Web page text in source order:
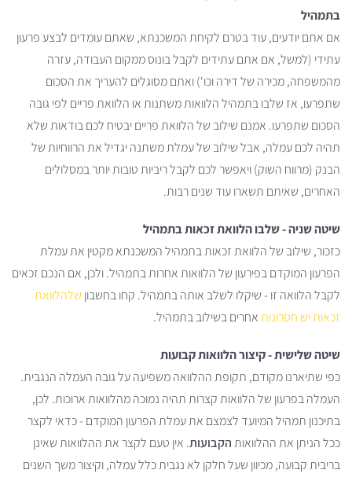
בתמהיל
אם אתם יודעים, עוד בטרם לקיחת המשכנתא, שאתם עומדים לבצע פרעון
עתידי (למשל, אם אתם עתידים לקבל בונוס ממקום העבודה, עזרה
מהמשפחה, מכירה של דירה וכו') ואתם מסוגלים להעריך את הסכום
שתפרעו, אז שלבו בתמהיל הלוואות משתנות או הלוואת פריים לפי גובה
הסכום שתפרעו. אמנם שילוב של הלוואת פריים יבטיח לכם בודאות שלא
תהיה לכם עמלה, אבל שילוב של עמלת משתנה יגדיל את הרווחיות של
הבנק (מרווח השוק) ויאפשר לכם לקבל ריביות טובות יותר במסלולים
האחרים, שאיתם תשארו עוד שנים רבות.
שיטה שניה - שלבו הלוואת זכאות בתמהיל
כזכור, שילוב של הלוואת זכאות בתמהיל המשכנתא מקטין את עמלת
הפרעון המוקדם בפירעון של הלוואות אחרות בתמהיל. ולכן, אם הנכם זכאים
לקבל הלוואה זו - שיקלו לשלב אותה בתמהיל. קחו בחשבון שלהלוואת
זכאות יש חסרונותאחרים בשילוב בתמהיל.
שיטה שלישית - קיצור הלוואות קבועות
כפי שתיארנו מקודם, תקופת ההלוואה משפיעה על גובה העמלה הנגבית.
העמלה בפרעון של הלוואות קצרות תהיה נמוכה מהלוואות ארוכות. לכן,
בתיכנון תמהיל המיועד לצמצם את עמלת הפרעון המוקדם - כדאי לקצר
ככל הניתן את ההלוואותהקבועות. אין טעם לקצר את ההלוואות שאינן
בריבית קבועה, מכיוון שעל חלקן לא נגבית כלל עמלה, וקיצור משך השנים